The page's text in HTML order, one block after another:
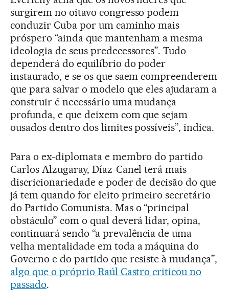
surgirem no oitavo congresso podem
conduzir Cuba por um caminho mais
próspero “ainda que mantenham a mesma
ideologia de seus predecessores”. Tudo
dependerá do equilíbrio do poder
instaurado, e se os que saem compreenderem
que para salvar o modelo que eles ajudaram a
construir é necessário uma mudança
profunda, e que deixem com que sejam
ousados dentro dos limites possíveis”, indica.
Para o ex-diplomata e membro do partido
Carlos Alzugaray, Díaz-Canel terá mais
discricionariedade e poder de decisão do que
já tem quando for eleito primeiro secretário
do Partido Comunista. Mas o “principal
obstáculo” com o qual deverá lidar, opina,
continuará sendo “a prevalência de uma
velha mentalidade em toda a máquina do
Governo e do partido que resiste à mudança”,
algo que o próprio Raúl Castro criticou no
passado.